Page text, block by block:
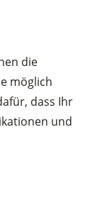
die
möglich
dass Ihr
und